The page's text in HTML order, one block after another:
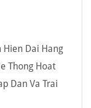
Hien Dai Hang
Thong Hoat
Dan Va Trai